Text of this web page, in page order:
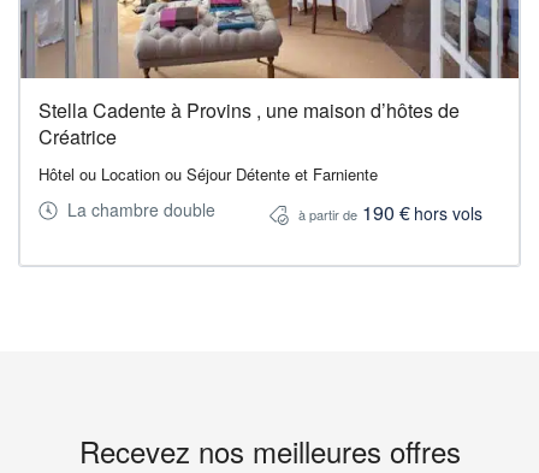
Stella Cadente à Provins , une maison d’hôtes de
Créatrice
Hôtel ou Location ou Séjour Détente et Farniente
La chambre double à partir de 190 € hors vols
Recevez nos meilleures offres